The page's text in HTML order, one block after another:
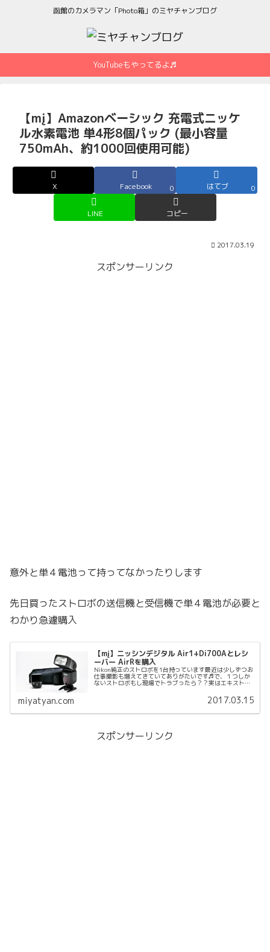
函館のカメラマン「Photo箱」のミヤチャンブログ
YouTubeもやってるよ♬
【mį】Amazonベーシック 充電式ニッケ
ル水素電池 単4形8個パック (最小容量
750mAh、約1000回使用可能)
X Facebook 0 はてブ 0
LINE コピー
2017.03.19
スポンサーリンク
意外と単４電池って持ってなかったりします
先日買ったストロボの送信機と受信機で単４電池が必要と
わかり急遽購入
【mį】ニッシンデジタル Air1+Di700Aとレシ
ーバー AirRを購入
Nikon純正のストロボを1台持っています最近は少しずつお
仕事撮影も増えてきていてありがたいです♬で、１つしか
ないストロボもし現場でトラブったら？？実はエキストラ
miyatyan.com 2017.03.15
スポンサーリンク